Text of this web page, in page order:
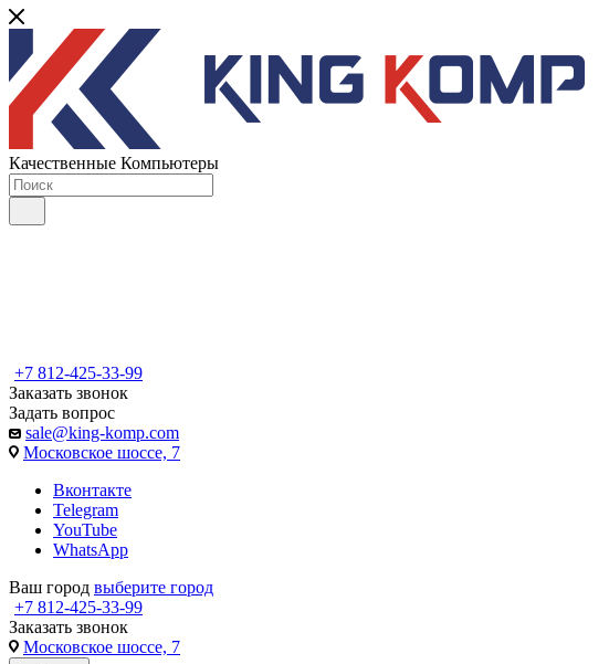
Качественные Компьютеры
+7 812-425-33-99
Заказать звонок
Задать вопрос
sale@king-komp.com
Московское шоссе, 7
Вконтакте
Telegram
YouTube
WhatsApp
Ваш город выберите город
+7 812-425-33-99
Заказать звонок
Московское шоссе, 7